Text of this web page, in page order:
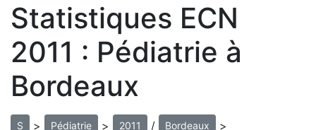
Statistiques ECN
2011 : Pédiatrie à
Bordeaux
S > Pédiatrie > 2011 / Bordeaux >